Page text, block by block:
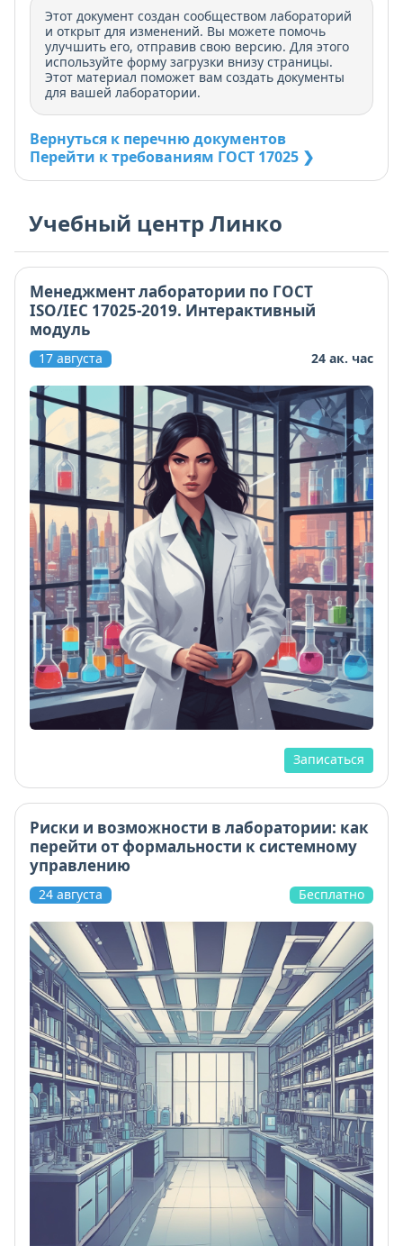
Этот документ создан сообществом лабораторий
и открыт для изменений. Вы можете помочь
улучшить его, отправив свою версию. Для этого
используйте форму загрузки внизу страницы.
Этот материал поможет вам создать документы
для вашей лаборатории.
Вернуться к перечню документов
Перейти к требованиям ГОСТ 17025 ❯
Учебный центр Линко
Менеджмент лаборатории по ГОСТ
ISO/IEC 17025-2019. Интерактивный
модуль
17 августа 24 ак. час
Записаться
Риски и возможности в лаборатории: как
перейти от формальности к системному
управлению
24 августа Бесплатно